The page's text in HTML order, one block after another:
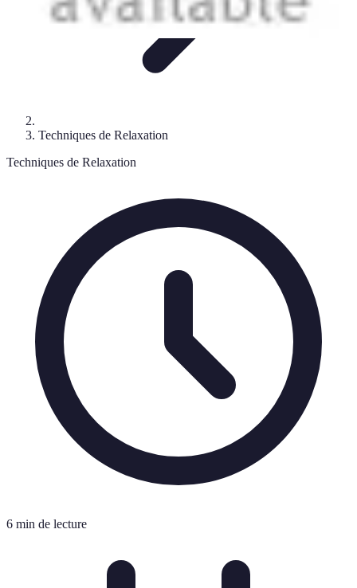
Techniques de Relaxation
Techniques de Relaxation
6 min de lecture